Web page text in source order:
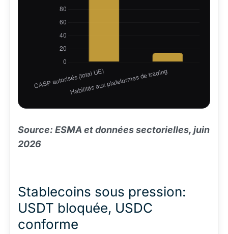
Source: ESMA et données sectorielles, juin
2026
Stablecoins sous pression:
USDT bloquée, USDC
conforme